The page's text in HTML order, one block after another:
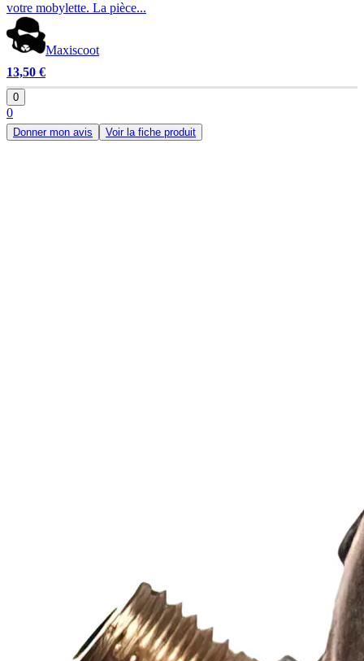
votre mobylette. La pièce...
Maxiscoot
13,50 €
0
0
Donner mon avis Voir la fiche produit